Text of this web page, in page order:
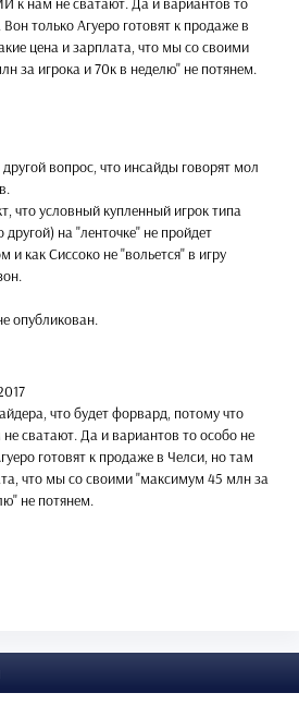
только Агуеро готовят к продаже в
цена и зарплата, что мы со своими
за игрока и 70к в неделю" не потянем.
вопрос, что инсайды говорят мол
что условный купленный игрок типа
на "ленточке" не пройдет
и как Сиссоко не "вольется" в игру
опубликован.
что будет форвард, потому что
сватают. Да и вариантов то особо не
готовят к продаже в Челси, но там
что мы со своими "максимум 45 млн за
не потянем.